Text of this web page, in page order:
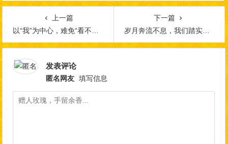
上一篇
以“我”为中心，难免“看不惯、听不顺、想不通”
下一篇
岁月奔流不息，我们踏实过好今天了吗？
发表评论
匿名网友 填写信息